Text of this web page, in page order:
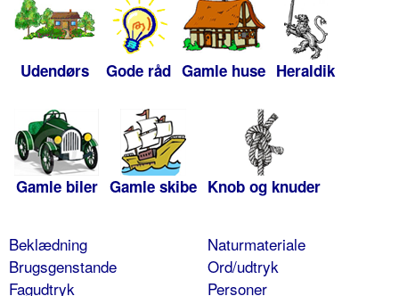
Udendørs Gode råd Gamle huse Heraldik
Gamle biler Gamle skibe Knob og knuder
Beklædning
Brugsgenstande
Fagudtryk
Naturmateriale
Ord/udtryk
Personer